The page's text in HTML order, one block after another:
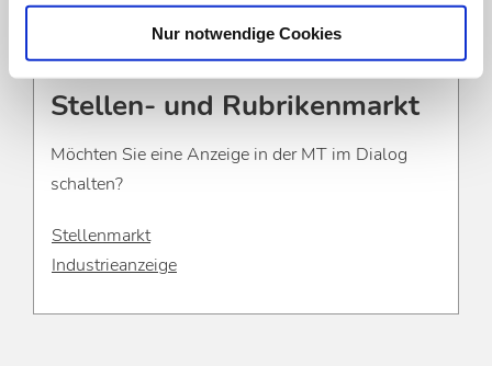
Nur notwendige Cookies
Stellen- und Rubrikenmarkt
Möchten Sie eine Anzeige in der MT im Dialog
schalten?
Stellenmarkt
Industrieanzeige